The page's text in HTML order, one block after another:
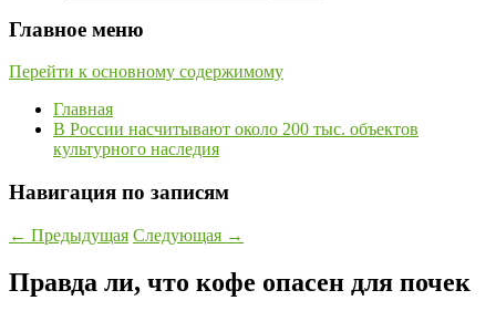
Главное меню
Перейти к основному содержимому
Главная
В России насчитывают около 200 тыс. объектов
культурного наследия
Навигация по записям
← Предыдущая Следующая →
Правда ли, что кофе опасен для почек